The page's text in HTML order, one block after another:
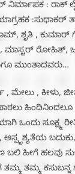
ನಿರ್ಮಾಪಕ : ರಾಕ್
:ಸುಧಾಕರ್
ಶೃತಿ ,
ರೋಹಿತ್,
ಮುಂತಾದವರು…
ಮೇಲು , ಕೀಳು,
ಹಿಂದಿನಿಂದಲೂ
ಒಂದು ಸೂಕ್ಷ್ಮ
ಬದುಕು,
ಬಲಿ ಹೀಗೆ ಹಲವು
ತಮ್ಮ ಕಸುಬನ್ನ